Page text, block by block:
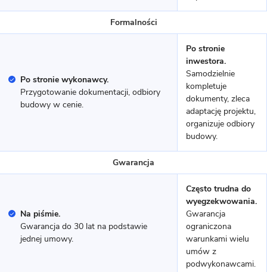
Dom prefabrykowany betonowy
Kamionki - dom z poddaszem
użytkowym
Formalności
Po stronie wykonawcy.
Przygotowanie dokumentacji, odbiory
budowy w cenie.
Po stronie
inwestora.
Samodzielnie
kompletuje
dokumenty, zleca
adaptację projektu,
organizuje odbiory
budowy.
Gwarancja
Na piśmie.
Gwarancja do 30 lat na podstawie
jednej umowy.
Często trudna do
wyegzekwowania.
Gwarancja
ograniczona
warunkami wielu
umów z
podwykonawcami.